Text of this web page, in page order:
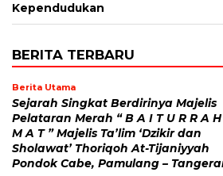
Kependudukan
BERITA TERBARU
Berita Utama
Sejarah Singkat Berdirinya Majelis
Pelataran Merah “ B A I T U R R A H
M A T ” Majelis Ta’lim ‘Dzikir dan
Sholawat’ Thoriqoh At-Tijaniyyah
Pondok Cabe, Pamulang –